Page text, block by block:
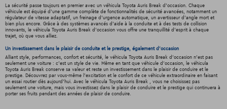
La sécurité passe toujours en premier avec un véhicula Toyota Auris Break d'occasion. Chaque
véhicule est équipé d'une gamme complète de fonctionnalités de sécurité avancées, notamment un
régulateur de vitesse adaptatif, un freinage d'urgence automatique, un avertisseur d'angle mort et
bien plus encore. Grâce à des systèmes avancés d'aide à la conduite et à des tests de collision
innovants, le véhicula Toyota Auris Break d'occasion vous offre une tranquillité d'esprit à chaque
trajet, où que vous alliez.
Un investissement dans le plaisir de conduite et le prestige, également d'occasion
Alliant style, performances, confort et sécurité, le véhicula Toyota Auris Break d'occasion n'est pas
seulement une voiture : c'est un style de vie. Même en tant que véhicule d'occasion, le véhicula
Toyota Auris Break conserve sa valeur et reste un investissement dans le plaisir de conduire et le
prestige. Découvrez par vous-même l'excitation et le confort de ce véhicule extraordinaire en faisant
un essai routier dès aujourd'hui. Avec le véhicula Toyota Auris Break , vous ne choisissez pas
seulement une voiture, mais vous investissez dans le plaisir de conduire et le prestige qui continuera à
porter ses fruits pendant des années de plaisir de conduire.